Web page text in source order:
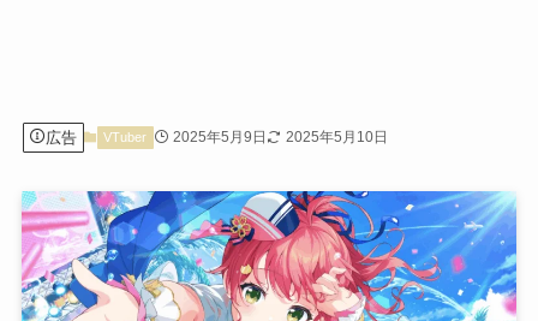
広告 VTuber 2025年5月9日 2025年5月10日